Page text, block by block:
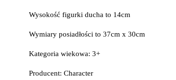
Wysokość figurki ducha to 14cm
Wymiary posiadłości to 37cm x 30cm
Kategoria wiekowa: 3+
Producent: Character